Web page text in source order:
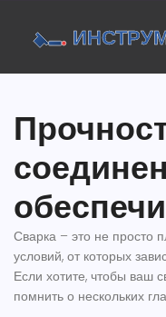
Сварка – это не просто
условий, от которых
Если хотите, чтобы ваш
помнить о нескольких